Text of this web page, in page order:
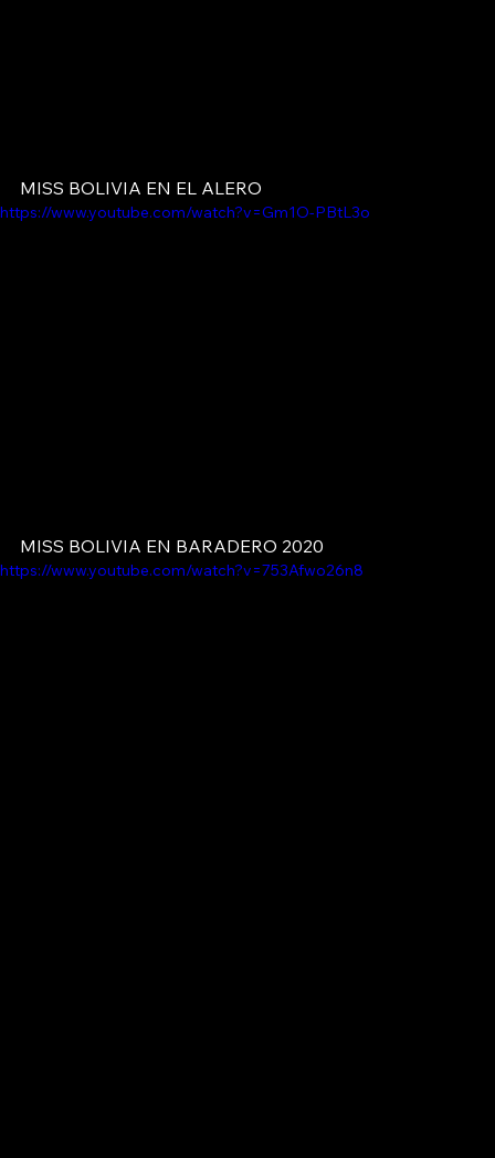
MISS BOLIVIA EN EL ALERO
https://www.youtube.com/watch?v=Gm1O-PBtL3o
MISS BOLIVIA EN BARADERO 2020
https://www.youtube.com/watch?v=753Afwo26n8